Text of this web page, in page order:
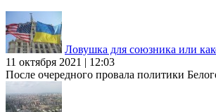
Ловушка для союзника или
11 октября 2021 | 12:03
После очередного провала политики